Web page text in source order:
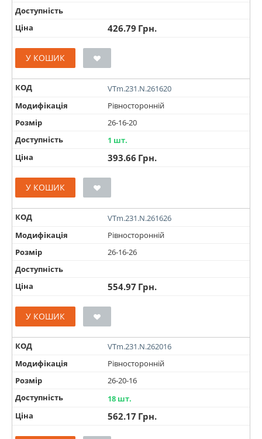
Доступність
Ціна
426.79 Грн.
У КОШИК
КОД
VTm.231.N.261620
Модифікація
Рівносторонній
Розмір
26-16-20
Доступність
1 шт.
Ціна
393.66 Грн.
У КОШИК
КОД
VTm.231.N.261626
Модифікація
Рівносторонній
Розмір
26-16-26
Доступність
Ціна
554.97 Грн.
У КОШИК
КОД
VTm.231.N.262016
Модифікація
Рівносторонній
Розмір
26-20-16
Доступність
18 шт.
Ціна
562.17 Грн.